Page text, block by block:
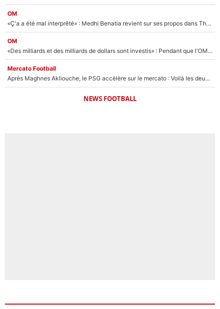
OM
«Ç'a a été mal interprêté» : Medhi Benatia revient sur ses propos dans The Bridge et précise ses conditions pour rejoindre le PSG !
OM
«Des milliards et des milliards de dollars sont investis» : Pendant que l'OM est en pleine crise financière, Frank McCourt lance un nouveau projet à 260M€ !
Mercato Football
Après Maghnes Akliouche, le PSG accèlère sur le mercato : Voilà les deux nouvelles recrues qui vont signer la semaine prochaine ?
NEWS FOOTBALL